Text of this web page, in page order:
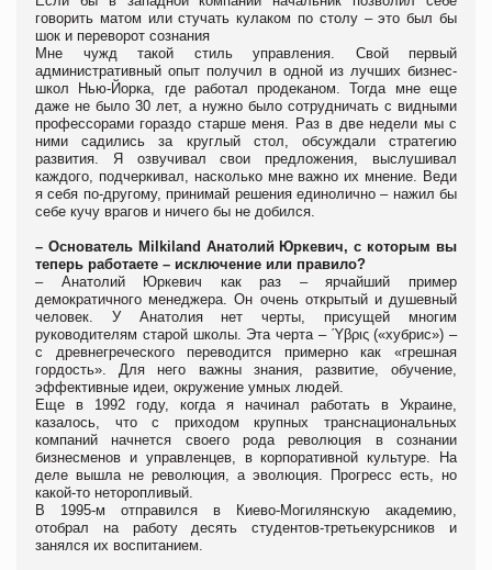
говорить матом или стучать кулаком по столу – это был бы
шок и переворот сознания
Мне чужд такой стиль управления. Свой первый
административный опыт получил в одной из лучших бизнес-
школ Нью-Йорка, где работал продеканом. Тогда мне еще
даже не было 30 лет, а нужно было сотрудничать с видными
профессорами гораздо старше меня. Раз в две недели мы с
ними садились за круглый стол, обсуждали стратегию
развития. Я озвучивал свои предложения, выслушивал
каждого, подчеркивал, насколько мне важно их мнение. Веди
я себя по-другому, принимай решения единолично – нажил бы
себе кучу врагов и ничего бы не добился.
– Основатель Milkiland Анатолий Юркевич, с которым вы
теперь работаете – исключение или правило?
– Анатолий Юркевич как раз – ярчайший пример
демократичного менеджера. Он очень открытый и душевный
человек. У Анатолия нет черты, присущей многим
руководителям старой школы. Эта черта – Ύβρις («хубрис») –
с древнегреческого переводится примерно как «грешная
гордость». Для него важны знания, развитие, обучение,
эффективные идеи, окружение умных людей.
Еще в 1992 году, когда я начинал работать в Украине,
казалось, что с приходом крупных транснациональных
компаний начнется своего рода революция в сознании
бизнесменов и управленцев, в корпоративной культуре. На
деле вышла не революция, а эволюция. Прогресс есть, но
какой-то неторопливый.
В 1995-м отправился в Киево-Могилянскую академию,
отобрал на работу десять студентов-третьекурсников и
занялся их воспитанием.